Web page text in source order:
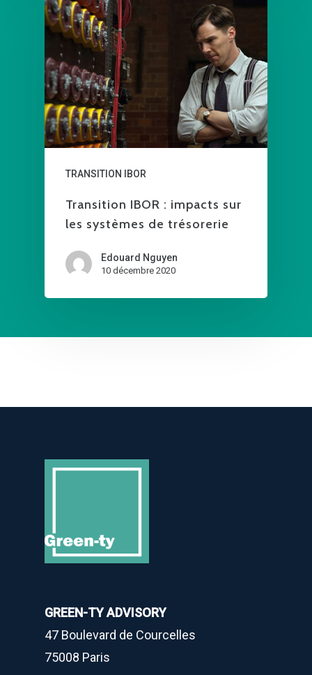
TRANSITION IBOR
Transition IBOR : impacts sur
les systèmes de trésorerie
Edouard Nguyen
10 décembre 2020
GREEN-TY ADVISORY
47 Boulevard de Courcelles
75008 Paris